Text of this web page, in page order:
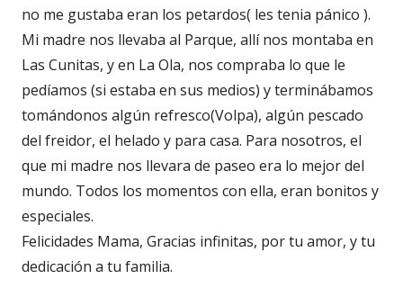
no me gustaba eran los petardos( les tenia pánico ).
Mi madre nos llevaba al Parque, allí nos montaba en
Las Cunitas, y en La Ola, nos compraba lo que le
pedíamos (si estaba en sus medios) y terminábamos
tomándonos algún refresco(Volpa), algún pescado
del freidor, el helado y para casa. Para nosotros, el
que mi madre nos llevara de paseo era lo mejor del
mundo. Todos los momentos con ella, eran bonitos y
especiales.
Felicidades Mama, Gracias infinitas, por tu amor, y tu
dedicación a tu familia.